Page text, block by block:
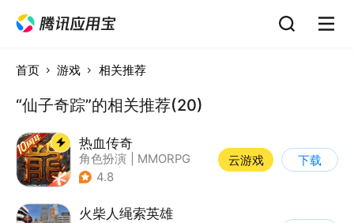
首页 游戏 相关推荐
“仙子奇踪”的相关推荐(20)
热血传奇
角色扮演
MMORPG
| 传奇
4.8
云游戏 下载
火柴人绳索英雄